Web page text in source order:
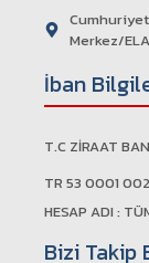
Cumhuriyet
Merkez/
İban
T.C ZİRAAT
TR 53 0001
HESAP ADI :
Bizi Takip